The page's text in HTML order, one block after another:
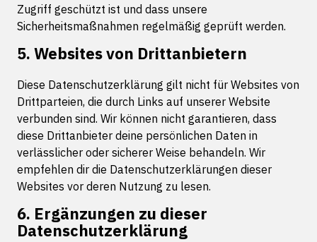
Zugriff geschützt ist und dass unsere
Sicherheitsmaßnahmen regelmäßig geprüft werden.
5. Websites von Drittanbietern
Diese Datenschutzerklärung gilt nicht für Websites von
Drittparteien, die durch Links auf unserer Website
verbunden sind. Wir können nicht garantieren, dass
diese Drittanbieter deine persönlichen Daten in
verlässlicher oder sicherer Weise behandeln. Wir
empfehlen dir die Datenschutzerklärungen dieser
Websites vor deren Nutzung zu lesen.
6. Ergänzungen zu dieser
Datenschutzerklärung